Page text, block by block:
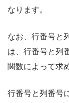
なります。
なお、行番号と
は、行番号と列
関数によって求
行番号と列番号